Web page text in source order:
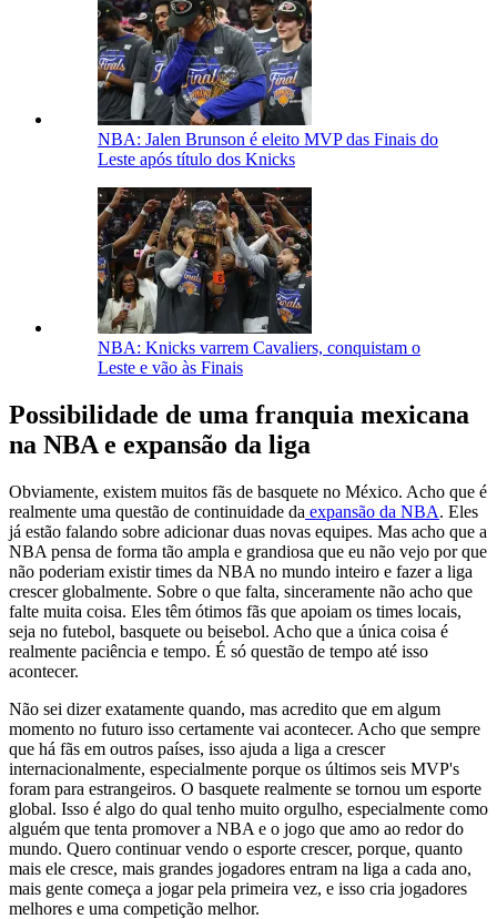
NBA: Jalen Brunson é eleito MVP das Finais do
Leste após título dos Knicks
NBA: Knicks varrem Cavaliers, conquistam o
Leste e vão às Finais
Possibilidade de uma franquia mexicana
na NBA e expansão da liga
Obviamente, existem muitos fãs de basquete no México. Acho que é
realmente uma questão de continuidade da expansão da NBA. Eles
já estão falando sobre adicionar duas novas equipes. Mas acho que a
NBA pensa de forma tão ampla e grandiosa que eu não vejo por que
não poderiam existir times da NBA no mundo inteiro e fazer a liga
crescer globalmente. Sobre o que falta, sinceramente não acho que
falte muita coisa. Eles têm ótimos fãs que apoiam os times locais,
seja no futebol, basquete ou beisebol. Acho que a única coisa é
realmente paciência e tempo. É só questão de tempo até isso
acontecer.
Não sei dizer exatamente quando, mas acredito que em algum
momento no futuro isso certamente vai acontecer. Acho que sempre
que há fãs em outros países, isso ajuda a liga a crescer
internacionalmente, especialmente porque os últimos seis MVP's
foram para estrangeiros. O basquete realmente se tornou um esporte
global. Isso é algo do qual tenho muito orgulho, especialmente como
alguém que tenta promover a NBA e o jogo que amo ao redor do
mundo. Quero continuar vendo o esporte crescer, porque, quanto
mais ele cresce, mais grandes jogadores entram na liga a cada ano,
mais gente começa a jogar pela primeira vez, e isso cria jogadores
melhores e uma competição melhor.